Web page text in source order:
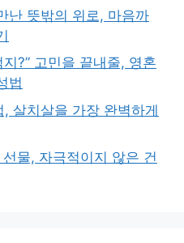
난 뜻밖의 위로, 마음까
?” 고민을 끝내줄, 영혼
법
살치살을 가장 완벽하게
물, 자극적이지 않은 건